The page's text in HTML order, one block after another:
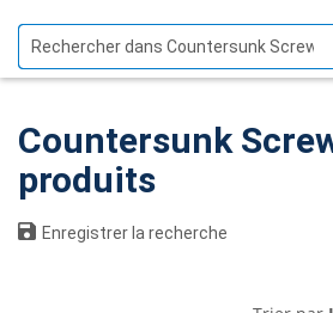
Afficher les
Countersunk
produits
Enregistrer la recherche